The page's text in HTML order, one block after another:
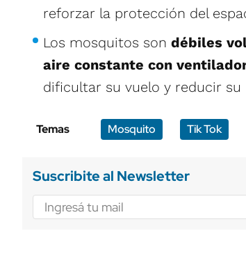
reforzar la protección del
Los mosquitos son débiles
aire constante con
dificultar su vuelo y reducir su
Temas Mosquito Tik Tok
Suscribite al Newsletter